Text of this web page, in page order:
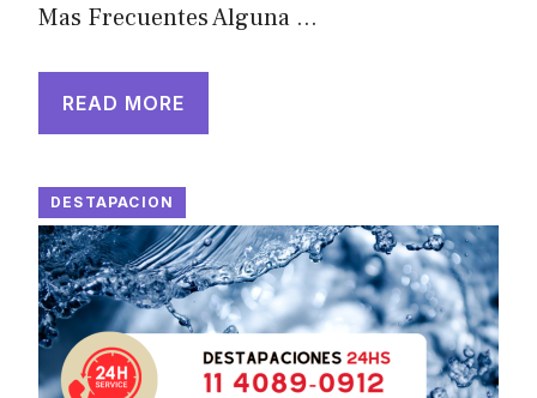
Mas Frecuentes Alguna …
READ MORE
DESTAPACION